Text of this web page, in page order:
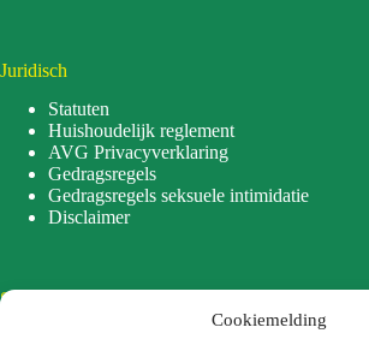
Cookiemelding
Juridisch
Statuten
Huishoudelijk reglement
AVG Privacyverklaring
Gedragsregels
Gedragsregels seksuele intimidatie
Disclaimer
Sitemap